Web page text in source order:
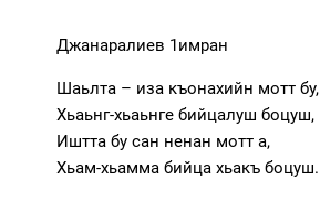
Джанаралиев 1имран
Шаьлта – иза къонахийн мотт бу,
Хьаьнг-хьаьнге бийцалуш боцуш,
Иштта бу сан ненан мотт а,
Хьам-хьамма бийца хьакъ боцуш.